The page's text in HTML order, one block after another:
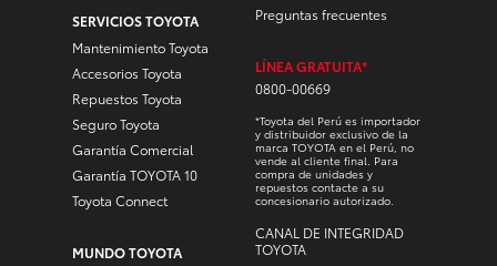
SERVICIOS TOYOTA
Mantenimiento Toyota
Accesorios Toyota
Repuestos Toyota
Seguro Toyota
Garantía Comercial
Garantía TOYOTA 10
Toyota Connect
MUNDO TOYOTA
Preguntas frecuentes
LÍNEA GRATUITA*
0800-00669
*Toyota del Perú es importador
y distribuidor exclusivo de la
marca TOYOTA en el Perú, no
vende al cliente final. Para
compra de unidades y
repuestos contacte a su
concesionario autorizado.
CANAL DE INTEGRIDAD
TOYOTA